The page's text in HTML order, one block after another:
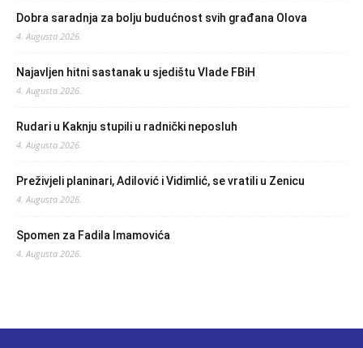
Dobra saradnja za bolju budućnost svih građana Olova
4. Augusta 2026.
Najavljen hitni sastanak u sjedištu Vlade FBiH
4. Augusta 2026.
Rudari u Kaknju stupili u radnički neposluh
4. Augusta 2026.
Preživjeli planinari, Adilović i Vidimlić, se vratili u Zenicu
4. Augusta 2026.
Spomen za Fadila Imamovića
4. Augusta 2026.